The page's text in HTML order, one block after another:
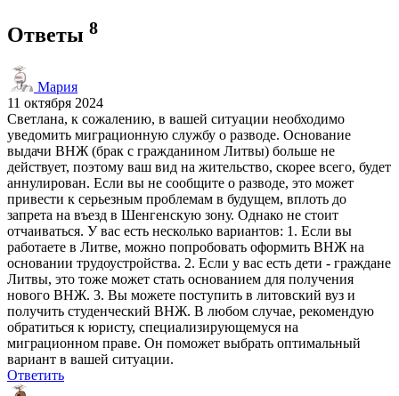
Ответы 8
Мария
11 октября 2024
Светлана, к сожалению, в вашей ситуации необходимо
уведомить миграционную службу о разводе. Основание
выдачи ВНЖ (брак с гражданином Литвы) больше не
действует, поэтому ваш вид на жительство, скорее всего, будет
аннулирован. Если вы не сообщите о разводе, это может
привести к серьезным проблемам в будущем, вплоть до
запрета на въезд в Шенгенскую зону. Однако не стоит
отчаиваться. У вас есть несколько вариантов: 1. Если вы
работаете в Литве, можно попробовать оформить ВНЖ на
основании трудоустройства. 2. Если у вас есть дети - граждане
Литвы, это тоже может стать основанием для получения
нового ВНЖ. 3. Вы можете поступить в литовский вуз и
получить студенческий ВНЖ. В любом случае, рекомендую
обратиться к юристу, специализирующемуся на
миграционном праве. Он поможет выбрать оптимальный
вариант в вашей ситуации.
Ответить